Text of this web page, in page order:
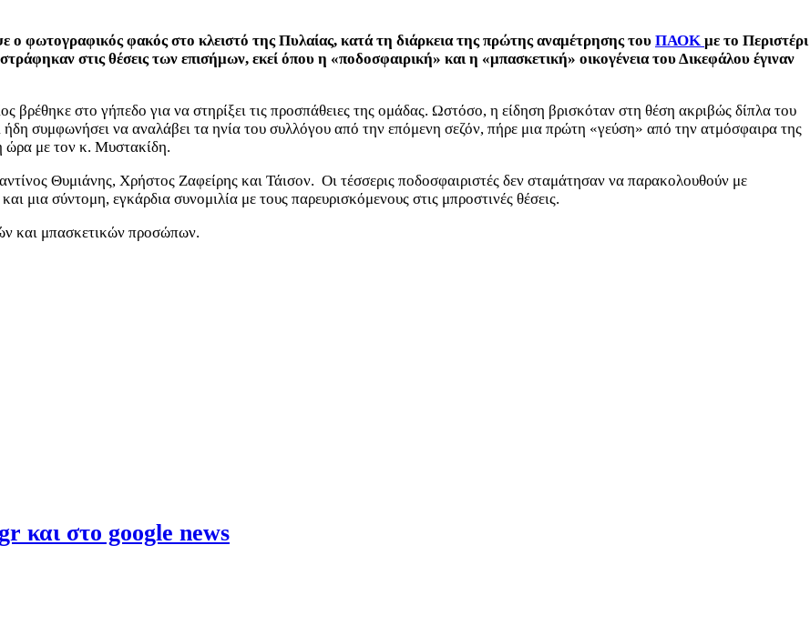
ο φωτογραφικός φακός στο κλειστό της Πυλαίας, κατά τη διάρκεια της πρώτης αναμέτρησης του ΠΑΟΚ με το Περιστέρι
στις θέσεις των επισήμων, εκεί όπου η «ποδοσφαιρική» και η «μπασκετική» οικογένεια του Δικεφάλου έγιναν
στο γήπεδο για να στηρίξει τις προσπάθειες της ομάδας. Ωστόσο, η είδηση βρισκόταν στη θέση ακριβώς δίπλα του
ήδη συμφωνήσει να αναλάβει τα ηνία του συλλόγου από την επόμενη σεζόν, πήρε μια πρώτη «γεύση» από την ατμόσφαιρα της
ώρα με τον κ. Μυστακίδη.
Θυμιάνης, Χρήστος Ζαφείρης και Τάισον. Οι τέσσερις ποδοσφαιριστές δεν σταμάτησαν να παρακολουθούν με
μια σύντομη, εγκάρδια συνομιλία με τους παρευρισκόμενους στις μπροστινές θέσεις.
και μπασκετικών προσώπων.
και στο google news